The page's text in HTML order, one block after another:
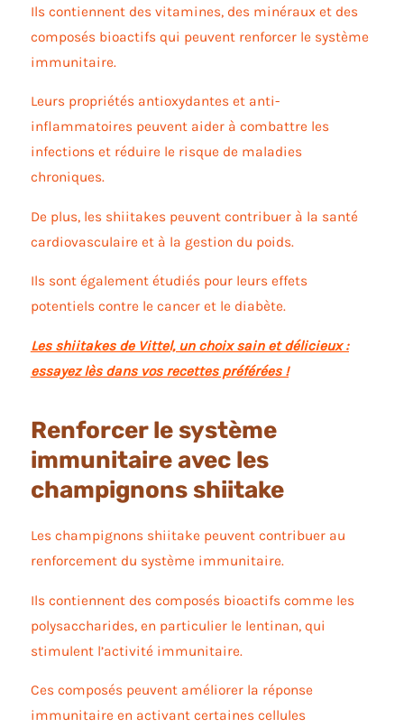
Ils contiennent des vitamines, des minéraux et des
composés bioactifs qui peuvent renforcer le système
immunitaire.
Leurs propriétés antioxydantes et anti-
inflammatoires peuvent aider à combattre les
infections et réduire le risque de maladies
chroniques.
De plus, les shiitakes peuvent contribuer à la santé
cardiovasculaire et à la gestion du poids.
Ils sont également étudiés pour leurs effets
potentiels contre le cancer et le diabète.
Les shiitakes de Vittel, un choix sain et délicieux :
essayez lèsdans vos recettes préférées !
Renforcer le système
immunitaire avec les
champignons shiitake
Les champignons shiitake peuvent contribuer au
renforcement du système immunitaire.
Ils contiennent des composés bioactifs comme les
polysaccharides, en particulier le lentinan, qui
stimulent l’activité immunitaire.
Ces composés peuvent améliorer la réponse
immunitaire en activant certaines cellules